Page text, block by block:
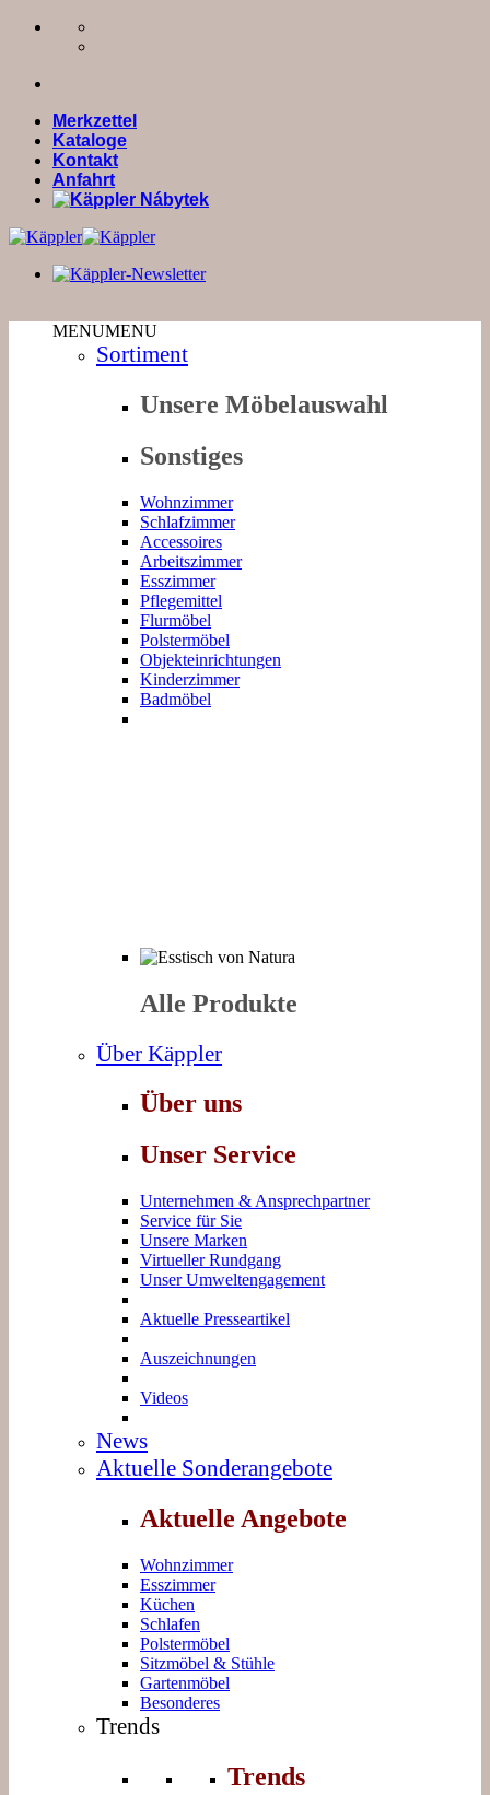
Zum
Merkzettel
Kataloge
Kontakt
Anfahrt
MENUMENU
Sortiment
Unsere Möbelauswahl
Sonstiges
Wohnzimmer
Schlafzimmer
Accessoires
Arbeitszimmer
Esszimmer
Pflegemittel
Flurmöbel
Polstermöbel
Objekteinrichtungen
Kinderzimmer
Badmöbel
Alle Produkte
Über Käppler
Über uns
Unser Service
Unternehmen & Ansprechpartner
Service für Sie
Unsere Marken
Virtueller Rundgang
Unser Umweltengagement
Aktuelle Presseartikel
Auszeichnungen
Videos
News
Aktuelle Sonderangebote
Aktuelle Angebote
Wohnzimmer
Esszimmer
Küchen
Schlafen
Polstermöbel
Sitzmöbel & Stühle
Gartenmöbel
Besonderes
Trends
Trends